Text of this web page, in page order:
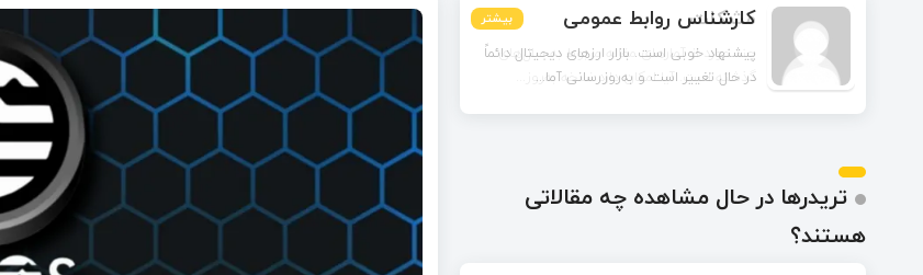
بیشتر مشکات بیشتر
چند مورد از آمارهای مقاله مربوط به سال‌های
گذشته است. آیا امکان دارد نسخه به‌روز...
بیشتر
بیشتر
بیشتر
بیشتر
تریدرها در حال مشاهده چه مقالاتی
هستند؟